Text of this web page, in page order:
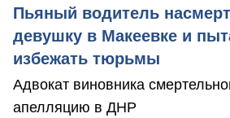
Пьяный водитель
девушку в Макеевке и
избежать тюрьмы
Адвокат виновника
апелляцию в ДНР